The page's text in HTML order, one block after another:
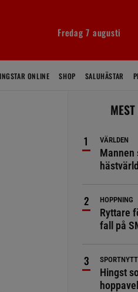
Fredag 7 augusti
ONLINE SHOP SALUHÄSTAR
VÄRLDEN
Mannen
HOPPNING
Ryttare
fall på
SPORTNYTT
Hingst